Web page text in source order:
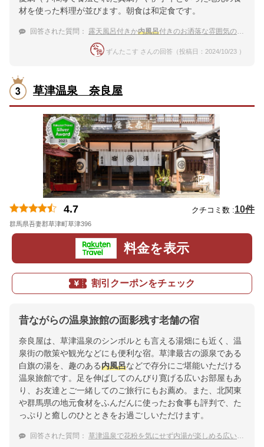
材を使った料理が並びます。朝食は和定食です。
回答された質問： 露天風呂付きか内風呂付きのお洒落な雰囲気の部屋に泊まりたい、おすすめの道後温泉の宿を教えて欲しい！
ずんたこす さんの回答（投稿日：2024/10/23 ）
草津温泉 奈良屋
4.7 クチコミ数 :10件
群馬県吾妻郡草津町草津396
料金を表示
割引クーポンをチェック
昔ながらの温泉旅館の面影残す老舗の宿
奈良屋は、草津温泉のシンボルとも言える湯畑にも近く、温
泉街の散策や観光などにも便利な宿。草津最古の源泉である
白旗の湯を、趣のある内風呂などで存分にご堪能いただける
温泉旅館です。足を伸ばしてのんびり寛げる広いお部屋もあ
り、お友達とご一緒してのご旅行にもお薦め。また、北関東
や群馬県の地元食材をふんだんに使ったお食事も評判で、た
っぷりと癒しのひとときをお過ごしいただけます。
回答された質問： 草津温泉で花粉を気にせず内湯が楽しめる広い温泉付きの宿が知りたい。